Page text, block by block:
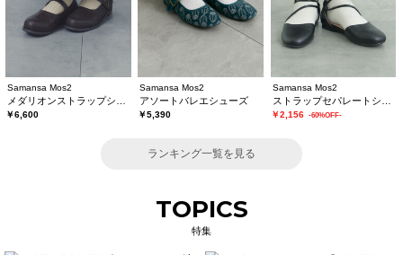
Samansa Mos2
￥6,600
Samansa Mos2
アソートバレエシューズ
￥5,390
Samansa Mos2
￥2,156 -60%OFF-
ランキング一覧を見る
TOPICS
特集